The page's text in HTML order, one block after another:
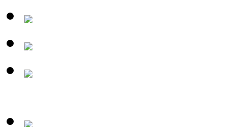
的塑料密封防护箱、
铸铝接线盒、塑料防
水盒、工控壳体和仪